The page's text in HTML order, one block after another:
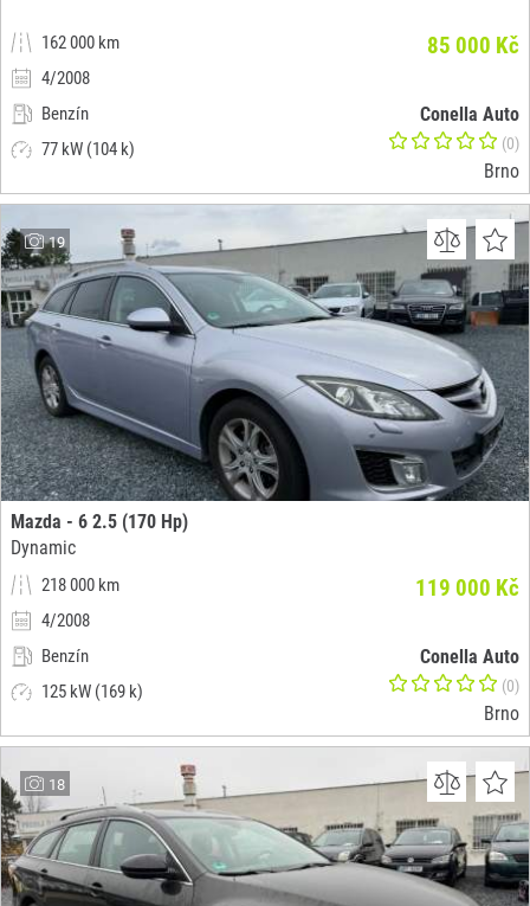
162 000 km
4/2008
Benzín
77 kW (104 k)
85 000 Kč
Conella Auto
(0)
Brno
19
Mazda - 6 2.5 (170 Hp)
Dynamic
218 000 km
4/2008
Benzín
125 kW (169 k)
119 000 Kč
Conella Auto
(0)
Brno
18